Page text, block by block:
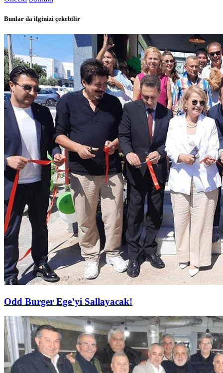
Bunlar da ilginizi çekebilir
Odd Burger Ege’yi Sallayacak!